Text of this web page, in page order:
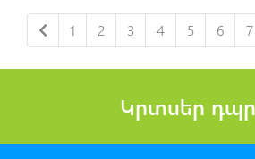
1 2 3 4 5 6 7
Կրտսեր